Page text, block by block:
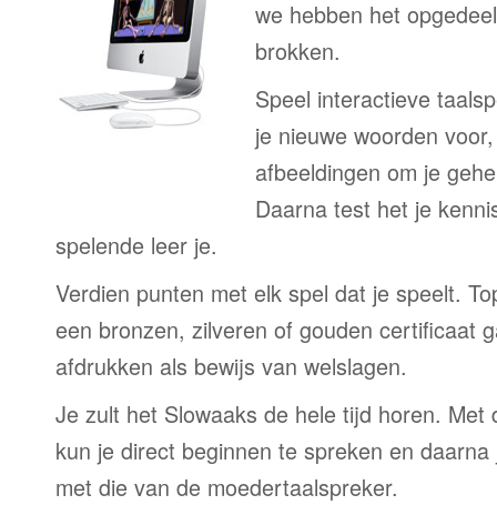
we hebben het
brokken.
Speel interactieve
je nieuwe woorden
afbeeldingen om je
Daarna test het je
spelende leer je.
Verdien punten met elk spel dat je speelt.
een bronzen, zilveren of gouden certificaat
afdrukken als bewijs van welslagen.
Je zult het Slowaaks de hele tijd horen. Met
kun je direct beginnen te spreken en
met die van de moedertaalspreker.